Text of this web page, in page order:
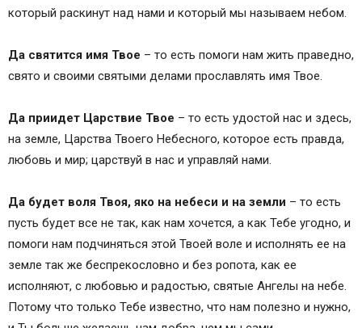
который раскинут над нами и который мы называем небом.
Да святится имя Твое – то есть помоги нам жить праведно,
свято и своими святыми делами прославлять имя Твое.
Да приидет Царствие Твое – то есть удостой нас и здесь,
на земле, Царства Твоего Небесного, которое есть правда,
любовь и мир; царствуй в нас и управляй нами.
Да будет воля Твоя, яко на небеси и на земли – то есть
пусть будет все не так, как нам хочется, а как Тебе угодно, и
помоги нам подчиняться этой Твоей воле и исполнять ее на
земле так же беспрекословно и без ропота, как ее
исполняют, с любовью и радостью, святые Ангелы на небе.
Потому что только Тебе известно, что нам полезно и нужно,